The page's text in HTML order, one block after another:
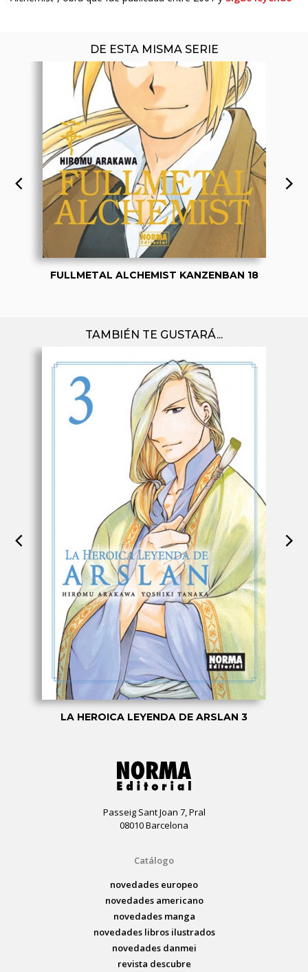
DE ESTA MISMA SERIE
FULLMETAL ALCHEMIST KANZENBAN 18
TAMBIÉN TE GUSTARÁ...
LA HEROICA LEYENDA DE ARSLAN 3
Passeig Sant Joan 7, Pral
08010 Barcelona
Catálogo
novedades europeo
novedades americano
novedades manga
novedades libros ilustrados
novedades danmei
revista descubre